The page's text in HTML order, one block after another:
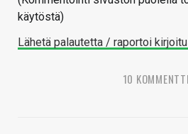
käytöstä)
Lähetä palautetta / raportoi
10